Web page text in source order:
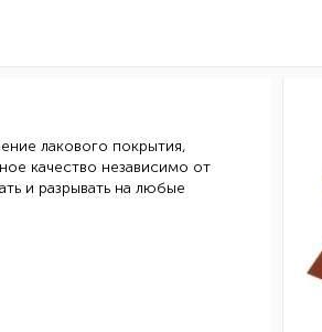
лакового покрытия,
качество независимо от
и разрывать на любые